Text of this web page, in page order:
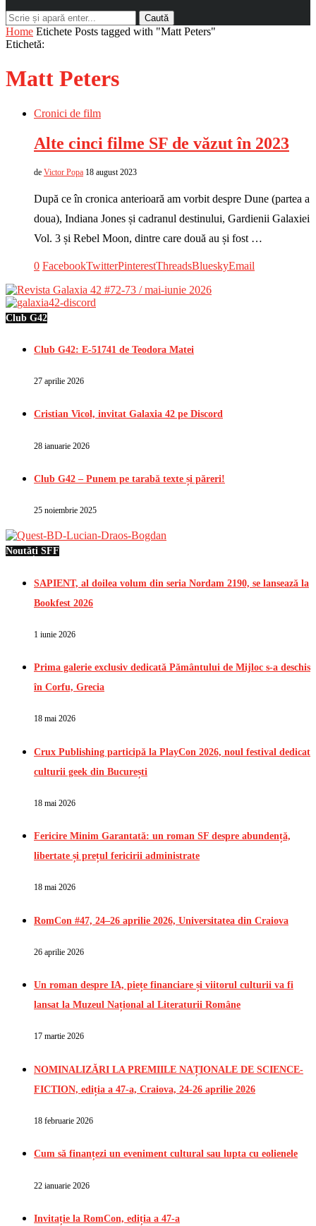
Caută
Home Etichete Posts tagged with "Matt Peters"
Etichetă:
Matt Peters
Cronici de film
Alte cinci filme SF de văzut în 2023
de Victor Popa 18 august 2023
După ce în cronica anterioară am vorbit despre Dune (partea a
doua), Indiana Jones și cadranul destinului, Gardienii Galaxiei
Vol. 3 și Rebel Moon, dintre care două au și fost …
0 FacebookTwitterPinterestThreadsBlueskyEmail
Club G42
Club G42: E-51741 de Teodora Matei
27 aprilie 2026
Cristian Vicol, invitat Galaxia 42 pe Discord
28 ianuarie 2026
Club G42 – Punem pe tarabă texte și păreri!
25 noiembrie 2025
Noutăți SFF
SAPIENT, al doilea volum din seria Nordam 2190, se lansează la
Bookfest 2026
1 iunie 2026
Prima galerie exclusiv dedicată Pământului de Mijloc s-a deschis
în Corfu, Grecia
18 mai 2026
Crux Publishing participă la PlayCon 2026, noul festival dedicat
culturii geek din București
18 mai 2026
Fericire Minim Garantată: un roman SF despre abundență,
libertate și prețul fericirii administrate
18 mai 2026
RomCon #47, 24–26 aprilie 2026, Universitatea din Craiova
26 aprilie 2026
Un roman despre IA, piețe financiare și viitorul culturii va fi
lansat la Muzeul Național al Literaturii Române
17 martie 2026
NOMINALIZĂRI LA PREMIILE NAȚIONALE DE SCIENCE-
FICTION, ediția a 47-a, Craiova, 24-26 aprilie 2026
18 februarie 2026
Cum să finanțezi un eveniment cultural sau lupta cu eolienele
22 ianuarie 2026
Invitație la RomCon, ediția a 47-a